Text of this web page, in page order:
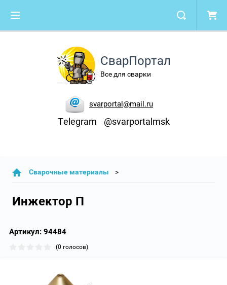
СварПортал
Все для сварки
svarportal@mail.ru
Telegram @svarportalmsk
Сварочные материалы
Инжектор П
Артикул: 94484
(0 голосов)